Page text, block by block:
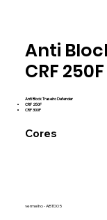
vermelho
ABTD05
Anti
CRF
Anti Block Traseiro Defender
CRF 250F
CRF 300F
Cores
vermelho - ABTD05